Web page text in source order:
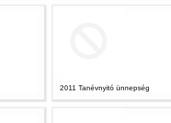
2011 Tanévnyitó ünnepség